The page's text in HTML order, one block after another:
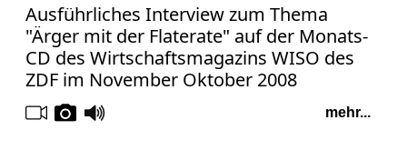
Ausführliches Interview zum Thema
"Ärger mit der Flaterate" auf der Monats-
CD des Wirtschaftsmagazins WISO des
ZDF im November Oktober 2008
mehr...